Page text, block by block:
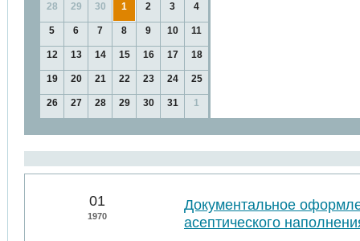
28 29 30 1 2 3 4
5 6 7 8 9 10 11
12 13 14 15 16 17 18
19 20 21 22 23 24 25
26 27 28 29 30 31 1
01
1970
Документальное
асептического